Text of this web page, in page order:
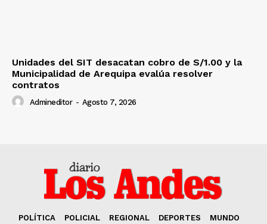
Unidades del SIT desacatan cobro de S/1.00 y la
Municipalidad de Arequipa evalúa resolver
contratos
Admineditor - Agosto 7, 2026
POLÍTICA POLICIAL REGIONAL DEPORTES
MUNDO